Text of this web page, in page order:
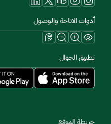
أدوات الاتاحة والوصول
تطبيق الجوال
خريطة الموقع